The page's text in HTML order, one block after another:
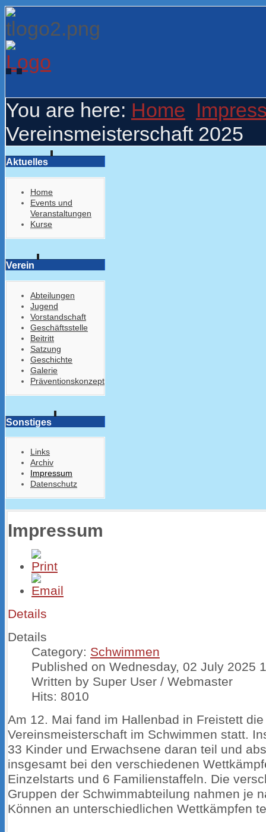
You are here: Home
Vereinsmeisterschaft 2025
Aktuelles
Home
Events und
Veranstaltungen
Kurse
Verein
Abteilungen
Jugend
Vorstandschaft
Geschäftsstelle
Beitritt
Satzung
Geschichte
Galerie
Präventionskonzept
Sonstiges
Links
Archiv
Impressum
Datenschutz
Impressum
Details
Details
Category: Schwimmen
Published on Wednesday, 02 July 2025
Written by Super User / Webmaster
Hits: 8010
Am 12. Mai fand im Hallenbad in Freistett
Vereinsmeisterschaft im Schwimmen statt.
33 Kinder und Erwachsene daran teil und
insgesamt bei den verschiedenen
Einzelstarts und 6 Familienstaffeln. Die
Gruppen der Schwimmabteilung nahmen je
Können an unterschiedlichen Wettkämpfen